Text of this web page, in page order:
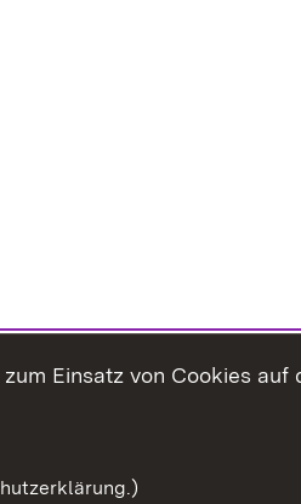
Einsatz von Cookies